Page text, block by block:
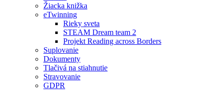
Žiacka knižka
eTwinning
Rieky sveta
STEAM Dream team 2
Projekt Reading across Borders
Suplovanie
Dokumenty
Tlačivá na stiahnutie
Stravovanie
GDPR